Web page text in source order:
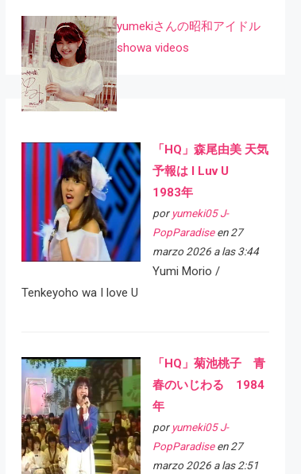
yumekiさんの昭和アイドル
showa videos
「HQ」森尾由美 天気
予報は I Luv U
1983年
por yumeki05 J-
PopParadiseen 27
marzo 2026 a las 3:44
Yumi Morio /
Tenkeyoho wa I love U
「HQ」菊池桃子 青
春のいじわる 1984
年
por yumeki05 J-
PopParadiseen 27
marzo 2026 a las 2:51